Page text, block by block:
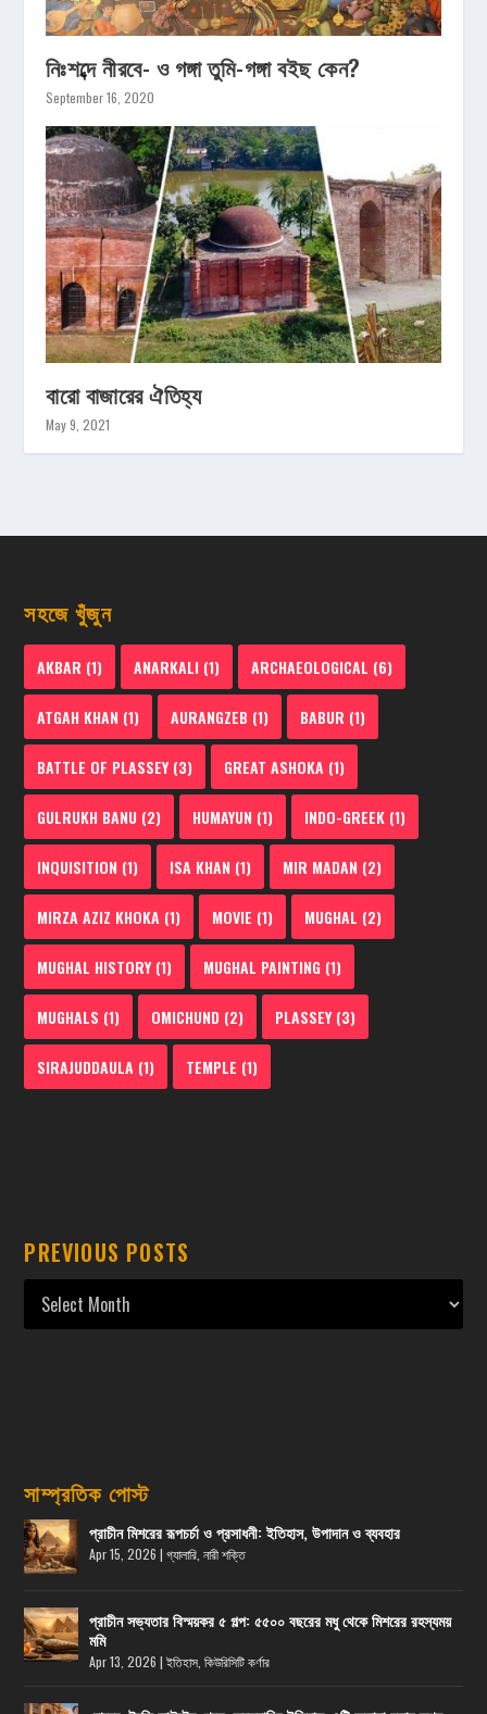
নিঃশব্দে নীরবে- ও গঙ্গা তুমি-গঙ্গা বইছ কেন?
September 16, 2020
বারো বাজারের ঐতিহ্য
May 9, 2021
সহজে খুঁজুন
AKBAR (1) ANARKALI (1) ARCHAEOLOGICAL (6)
ATGAH KHAN (1) AURANGZEB (1) BABUR (1)
BATTLE OF PLASSEY(3) GREAT ASHOKA (1)
GULRUKH BANU (2) HUMAYUN (1) INDO-GREEK (1)
INQUISITION (1) ISA KHAN (1) MIR MADAN (2)
MIRZA AZIZ KHOKA (1) MOVIE (1) MUGHAL (2)
MUGHAL HISTORY(1) MUGHAL PAINTING (1)
MUGHALS (1) OMICHUND (2) PLASSEY(3)
SIRAJUDDAULA (1) TEMPLE (1)
PREVIOUS POSTS
সাম্প্রতিক পোস্ট
প্রাচীন মিশরের রূপচর্চা ও প্রসাধনী: ইতিহাস, উপাদান ও ব্যবহার
Apr 15, 2026 |গ্যালারি ,নারী শক্তি
প্রাচীন সভ্যতার বিস্ময়কর ৫ গল্প: ৫৫০০ বছরের মধু থেকে মিশরের রহস্যময়
মমি
Apr 13, 2026 |ইতিহাস ,কিউরিসিটি কর্ণার